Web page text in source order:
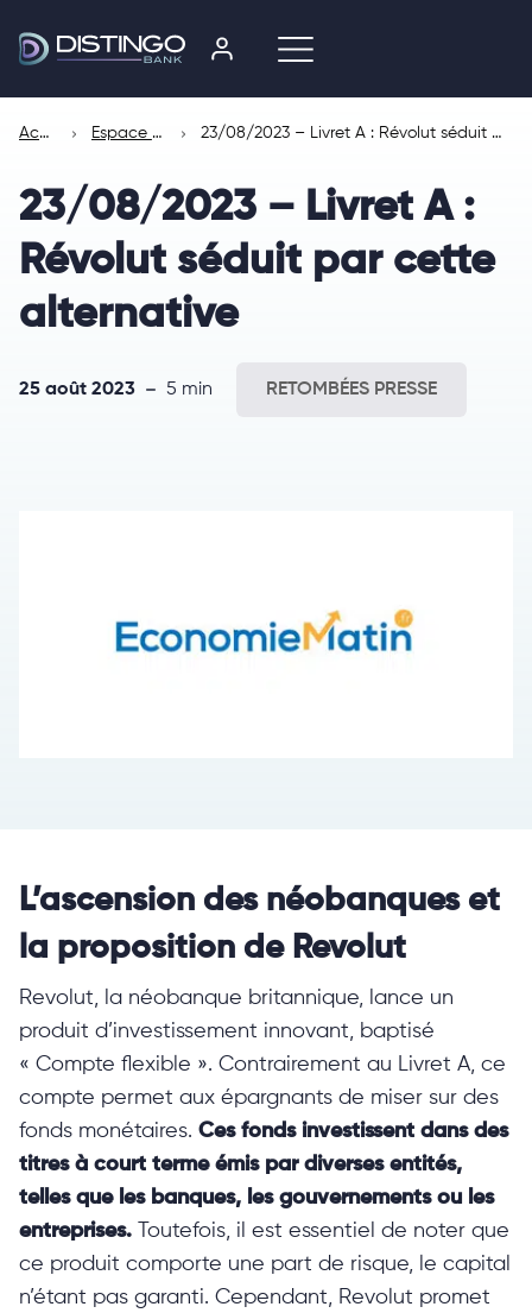
Accueil Espace presse 23/08/2023 – Livret A : Révolut séduit par cette alternative
23/08/2023 – Livret A :
Révolut séduit par cette
alternative
25 août 2023 5 min RETOMBÉES PRESSE
L’ascension des néobanques et
la proposition de Revolut
Revolut, la néobanque britannique, lance un
produit d’investissement innovant, baptisé
« Compte flexible ». Contrairement au Livret A, ce
compte permet aux épargnants de miser sur des
fonds monétaires. Ces fonds investissent dans des
titres à court terme émis par diverses entités,
telles que les banques, les gouvernements ou les
entreprises. Toutefois, il est essentiel de noter que
ce produit comporte une part de risque, le capital
n’étant pas garanti. Cependant, Revolut promet